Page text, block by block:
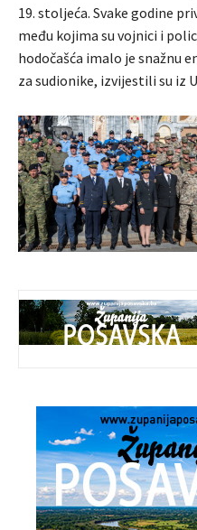
19. stoljeća. Svake godine
među kojima su vojnici i
hodočašća imalo je snažnu
za sudionike, izvijestili su iz